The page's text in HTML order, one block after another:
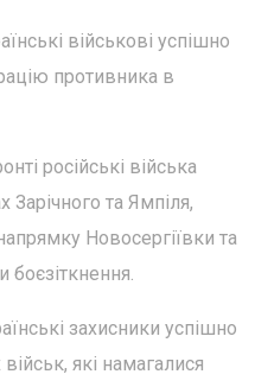
військові успішно
противника в
російські війська
Зарічного та Ямпіля,
Новосергіївки та
захисники успішно
які намагалися